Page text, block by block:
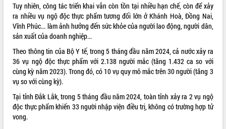
VIDEO
Loading the player...
Khám bệnh, cấp phát thuốc miễn phí
và tặng quà người dân xã Cư Pui
Hội nghị UBND tỉnh Đắk Lắk thường kỳ
tháng 7/2026
Lễ truy tặng danh hiệu “Bà Mẹ Việt
Nam Anh hùng” và trao Huân chương
Lao động
Tuy nhiên, công tác triển khai vẫn còn tồn tại nhiều hạn chế, còn để xảy
ra nhiều vụ ngộ độc thực phẩm tương đối lớn ở Khánh Hoà, Đồng Nai,
Vĩnh Phúc... làm ảnh hưởng đến sức khỏe của người lao động, người dân,
sản xuất của doanh nghiệp...
Theo thông tin của Bộ Y tế, trong 5 tháng đầu năm 2024, cả nước xảy ra
36 vụ ngộ độc thực phẩm với 2.138 người mắc (tăng 1.432 ca so với
cùng kỳ năm 2023). Trong đó, có 10 vụ quy mô mắc trên 30 người (tăng 3
vụ so với cùng kỳ).
Tại tỉnh Đắk Lắk, trong 5 tháng đầu năm 2024, toàn tỉnh xảy ra 2 vụ ngộ
độc thực phẩm khiến 33 người nhập viện điều trị, không có trường hợp tử
vong.